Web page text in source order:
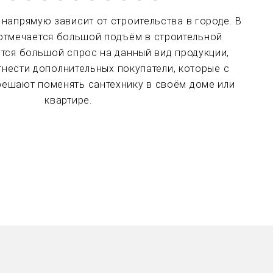
зависит от строительства в городе. В
большой подъём в строительной
большой спрос на данный вид продукции,
дополнительных покупатели, которые с
поменять сантехнику в своём доме или
квартире.